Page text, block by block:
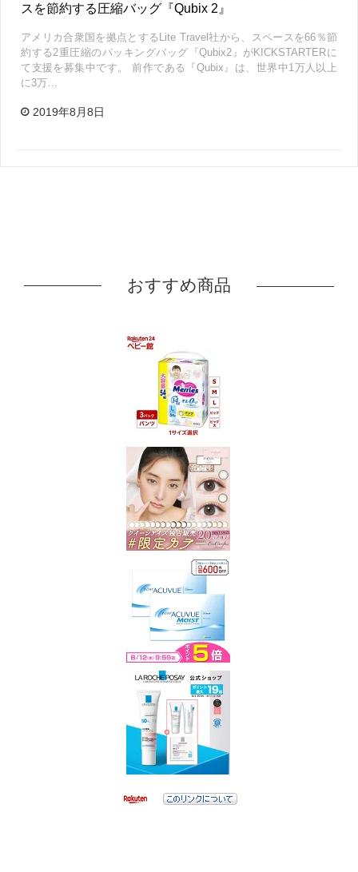
スを節約する圧縮バッグ『Qubix 2』
アメリカ合衆国を拠点とするLite Travel社から、スペースを66％節
約する2重圧縮のパッキングバッグ『Qubix2』がKICKSTARTERに
て支援を募集中です。 前作である『Qubix』は、世界中1万人以上
に3万…
2019年8月8日
おすすめ商品